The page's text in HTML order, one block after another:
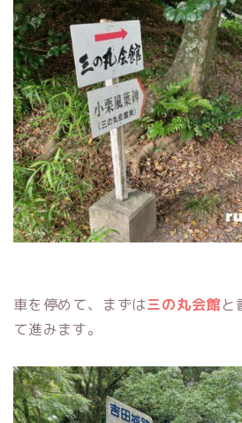
車を停めて、まずは三の丸会館と
て進みます。